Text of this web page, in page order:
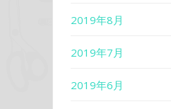
2019年8月
2019年7月
2019年6月